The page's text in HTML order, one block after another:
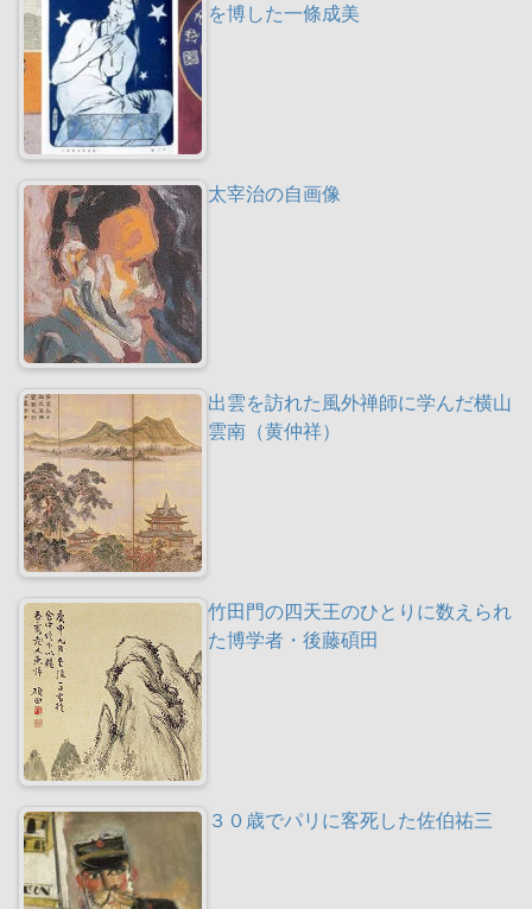
を博した一條成美
太宰治の自画像
出雲を訪れた風外禅師に学んだ横山
雲南（黄仲祥）
竹田門の四天王のひとりに数えられ
た博学者・後藤碩田
３０歳でパリに客死した佐伯祐三